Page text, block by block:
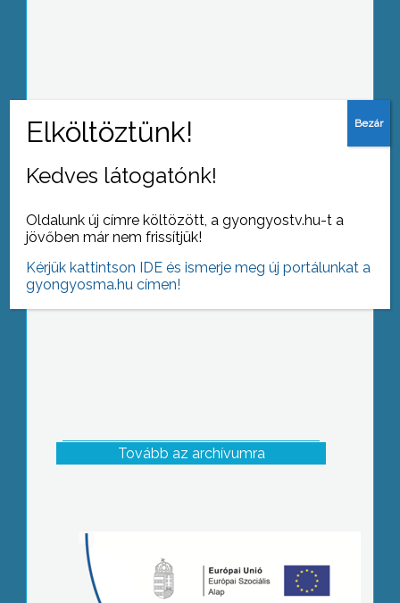
A Gyöngy Fesztivál színpadán idén
közönség
Tovább az archívumra
Kedves látogatónk!
Oldalunk új címre költözött, a gyongyostv.hu-t a
jövőben már nem frissítjük!
Kérjük kattintson IDE és ismerje meg új portálunkat a
gyongyosma.hu címen!